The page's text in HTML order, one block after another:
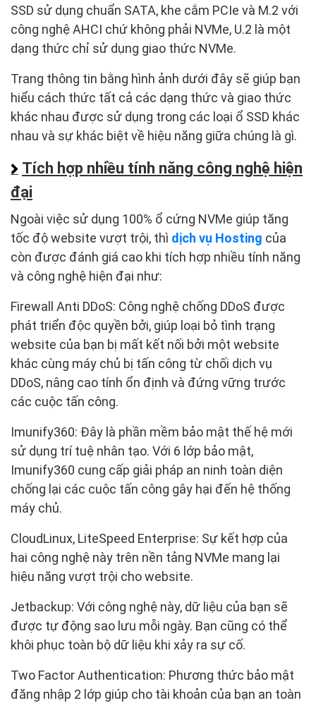
SSD sử dụng chuẩn SATA, khe cắm PCIe và M.2 với
công nghệ AHCI chứ không phải NVMe, U.2 là một
dạng thức chỉ sử dụng giao thức NVMe.
Trang thông tin bằng hình ảnh dưới đây sẽ giúp bạn
hiểu cách thức tất cả các dạng thức và giao thức
khác nhau được sử dụng trong các loại ổ SSD khác
nhau và sự khác biệt về hiệu năng giữa chúng là gì.
Tích hợp nhiều tính năng công nghệ hiện
đại
Ngoài việc sử dụng 100% ổ cứng NVMe giúp tăng
tốc độ website vượt trội, thì dịch vụ Hosting của
còn được đánh giá cao khi tích hợp nhiều tính năng
và công nghệ hiện đại như:
Firewall Anti DDoS: Công nghệ chống DDoS được
phát triển độc quyền bởi, giúp loại bỏ tình trạng
website của bạn bị mất kết nối bởi một website
khác cùng máy chủ bị tấn công từ chối dịch vụ
DDoS, nâng cao tính ổn định và đứng vững trước
các cuộc tấn công.
Imunify360: Đây là phần mềm bảo mật thế hệ mới
sử dụng trí tuệ nhân tạo. Với 6 lớp bảo mật,
Imunify360 cung cấp giải pháp an ninh toàn diện
chống lại các cuộc tấn công gây hại đến hệ thống
máy chủ.
CloudLinux, LiteSpeed Enterprise: Sự kết hợp của
hai công nghệ này trên nền tảng NVMe mang lại
hiệu năng vượt trội cho website.
Jetbackup: Với công nghệ này, dữ liệu của bạn sẽ
được tự động sao lưu mỗi ngày. Bạn cũng có thể
khôi phục toàn bộ dữ liệu khi xảy ra sự cố.
Two Factor Authentication: Phương thức bảo mật
đăng nhập 2 lớp giúp cho tài khoản của bạn an toàn